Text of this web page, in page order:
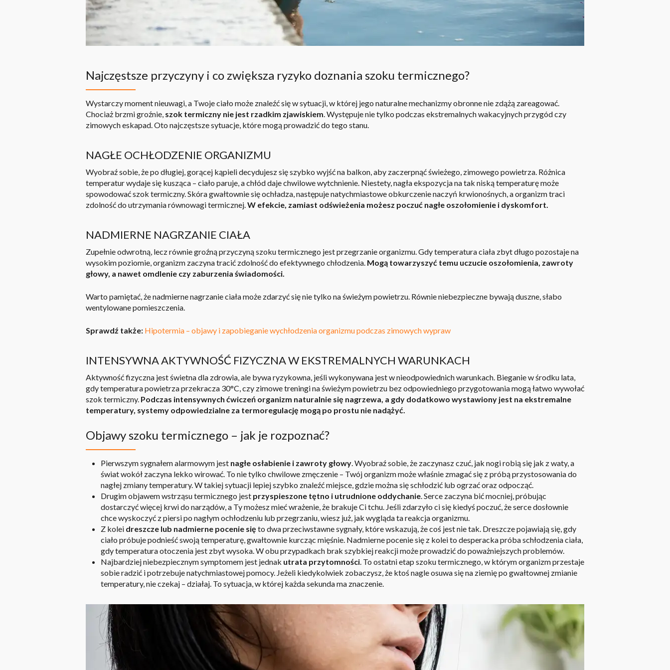
Najczęstsze przyczyny i co zwiększa ryzyko doznania szoku termicznego?
Wystarczy moment nieuwagi, a Twoje ciało może znaleźć się w sytuacji, w której jego naturalne mechanizmy obronne nie zdążą zareagować.
Chociaż brzmi groźnie, szok termiczny nie jest rzadkim zjawiskiem . Występuje nie tylko podczas ekstremalnych wakacyjnych przygód czy
zimowych eskapad. Oto najczęstsze sytuacje, które mogą prowadzić do tego stanu.
NAGŁE OCHŁODZENIE ORGANIZMU
Wyobraź sobie, że po długiej, gorącej kąpieli decydujesz się szybko wyjść na balkon, aby zaczerpnąć świeżego, zimowego powietrza. Różnica
temperatur wydaje się kusząca – ciało paruje, a chłód daje chwilowe wytchnienie. Niestety, nagła ekspozycja na tak niską temperaturę może
spowodować szok termiczny. Skóra gwałtownie się ochładza, następuje natychmiastoweobkurczenie naczyń krwionośnych , a organizm traci
zdolność do utrzymania równowagi termicznej. W efekcie, zamiast odświeżenia możesz poczuć nagłe oszołomienie i dyskomfort.
NADMIERNE NAGRZANIE CIAŁA
Zupełnie odwrotną, lecz równie groźną przyczyną szoku termicznego jest przegrzanie organizmu. Gdy temperatura ciała zbyt długo pozostaje na
wysokim poziomie, organizm zaczyna tracić zdolność do efektywnego chłodzenia. Mogą towarzyszyć temu uczucie oszołomienia, zawroty
głowy, a nawet omdlenie czy zaburzenia świadomości
Warto pamiętać, że nadmierne nagrzanie ciała może zdarzyć się nie tylko na świeżym powietrzu. Równie niebezpieczne bywają duszne, słabo
wentylowane pomieszczenia.
Sprawdź także: Hipotermia – objawy i zapobieganie wychłodzenia organizmu podczas zimowych wypraw
INTENSYWNA AKTYWNOŚĆ FIZYCZNA W EKSTREMALNYCH WARUNKACH
Aktywność fizyczna jest świetna dla zdrowia, ale bywa ryzykowna, jeśli wykonywana jest w nieodpowiednich warunkach. Bieganie w środku lata,
gdy temperatura powietrza przekracza 30°C, czy zimowe treningi na świeżym powietrzu bez odpowiedniego przygotowania mogą łatwo wywołać
szok termiczny. Podczas intensywnych ćwiczeń organizm naturalnie się nagrzewa, a gdy dodatkowo wystawiony jest na ekstremalne
temperatury, systemy odpowiedzialne za termoregulację mogą po prostu nie nadążyć.
Objawy szoku termicznego – jak je rozpoznać?
Pierwszym sygnałem alarmowym jest nagłe osłabienie i zawroty głowy . Wyobraź sobie, że zaczynasz czuć, jak nogi robią się jak z waty, a
świat wokół zaczyna lekko wirować. To nie tylko chwilowe zmęczenie – Twój organizm może właśnie zmagać się z próbą przystosowania do
nagłej zmiany temperatury. W takiej sytuacji lepiej szybko znaleźć miejsce, gdzie można się schłodzić lub ogrzać oraz odpocząć.
Drugim objawem wstrząsu termicznego jest przyspieszone tętno i utrudnione oddychanie . Serce zaczyna bić mocniej, próbując
dostarczyć więcej krwi do narządów, a Ty możesz mieć wrażenie, że brakuje Ci tchu. Jeśli zdarzyło ci się kiedyś poczuć, że serce dosłownie
chce wyskoczyć z piersi po nagłym ochłodzeniu lub przegrzaniu, wiesz już, jak wygląda ta reakcja organizmu.
Z kolei dreszcze lub nadmierne pocenie się to dwa przeciwstawne sygnały, które wskazują, że coś jest nie tak. Dreszcze pojawiają się, gdy
ciało próbuje podnieść swoją temperaturę, gwałtownie kurcząc mięśnie. Nadmierne pocenie się z kolei to desperacka próba schłodzenia ciała,
gdy temperatura otoczenia jest zbyt wysoka. W obu przypadkach brak szybkiej reakcji może prowadzić do poważniejszych problemów.
Najbardziej niebezpiecznym symptomem jest jednak utrata przytomności . To ostatni etap szoku termicznego, w którym organizm przestaje
sobie radzić i potrzebuje natychmiastowej pomocy. Jeżeli kiedykolwiek zobaczysz, że ktoś nagle osuwa się na ziemię po gwałtownej zmianie
temperatury, nie czekaj – działaj. To sytuacja, w której każda sekunda ma znaczenie.